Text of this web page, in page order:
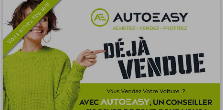
Vous arrivez trop tard